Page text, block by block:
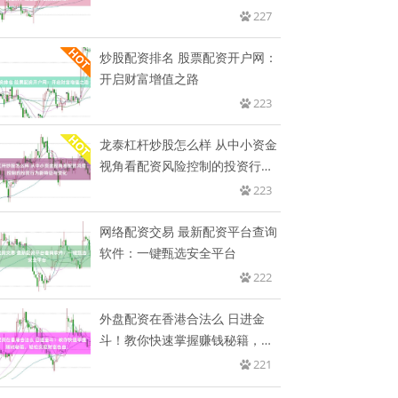
227
炒股配资排名 股票配资开户网：
开启财富增值之路
223
龙泰杠杆炒股怎么样 从中小资金
视角看配资风险控制的投资行为
223
网络配资交易 最新配资平台查询
软件：一键甄选安全平台
222
外盘配资在香港合法么 日进金
斗！教你快速掌握赚钱秘籍，轻
221